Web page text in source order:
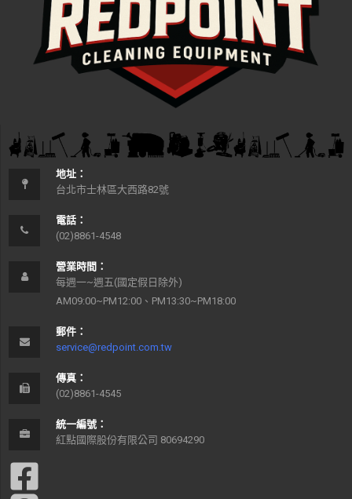
地址：
台北市士林區大西路82號
電話：
(02)8861-4548
營業時間：
每週一~週五(國定假日除外)
AM09:00~PM12:00、PM13:30~PM18:00
郵件：
service@redpoint.com.tw
傳真：
(02)8861-4545
統一編號：
紅點國際股份有限公司 80694290